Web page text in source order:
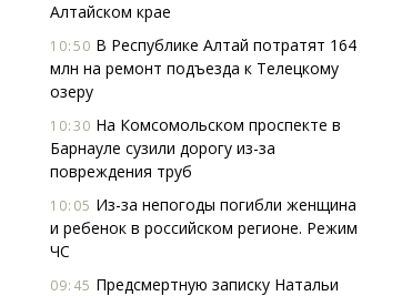
Алтайском крае
10:50 В Республике Алтай потратят 164
млн на ремонт подъезда к Телецкому
озеру
10:30 На Комсомольском проспекте в
Барнауле сузили дорогу из-за
повреждения труб
10:05 Из-за непогоды погибли женщина
и ребенок в российском регионе. Режим
ЧС
09:45 Предсмертную записку Натальи